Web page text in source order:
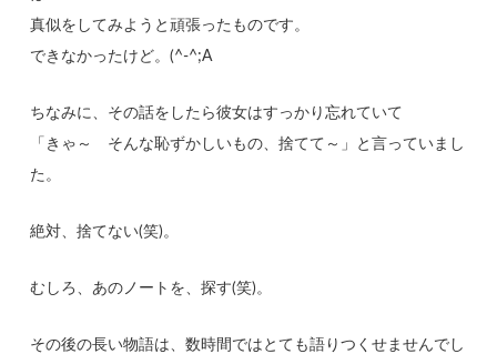
真似をしてみようと頑張ったものです。
できなかったけど。(^-^;A
ちなみに、その話をしたら彼女はすっかり忘れていて
「きゃ～ そんな恥ずかしいもの、捨てて～」と言っていまし
た。
絶対、捨てない(笑)。
むしろ、あのノートを、探す(笑)。
その後の長い物語は、数時間ではとても語りつくせませんでし